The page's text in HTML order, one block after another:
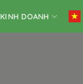
KINH DOANH